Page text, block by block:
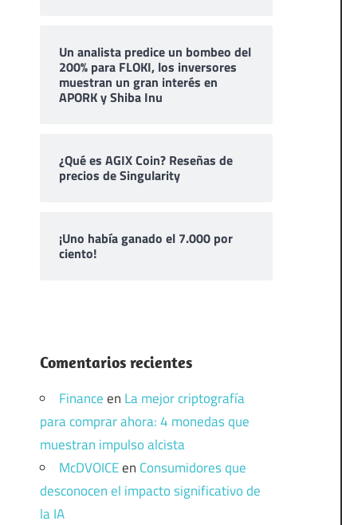
Un analista predice un bombeo del
200% para FLOKI, los inversores
muestran un gran interés en
APORK y Shiba Inu
¿Qué es AGIX Coin? Reseñas de
precios de Singularity
¡Uno había ganado el 7.000 por
ciento!
Comentarios recientes
Financeen La mejor criptografía
para comprar ahora: 4 monedas que
muestran impulso alcista
McDVOICEen Consumidores que
desconocen el impacto significativo de
la IA